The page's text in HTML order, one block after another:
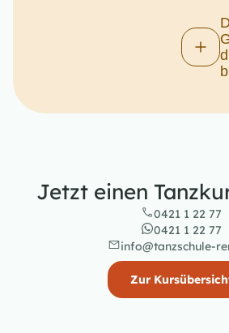
Jetzt einen
0421 1 22 77
0421 1 22 77
info@tanzschule-
Zur